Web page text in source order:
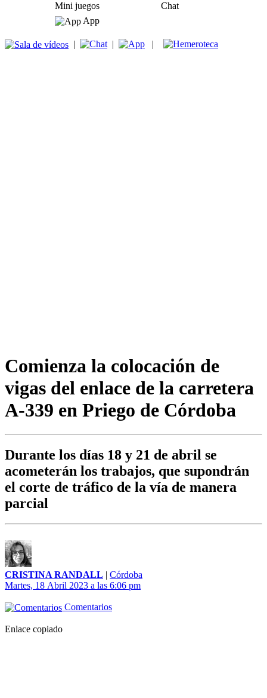
Mini juegos
Chat
App
| | |
Comienza la colocación de
vigas del enlace de la carretera
A-339 en Priego de Córdoba
Durante los días 18 y 21 de abril se
acometerán los trabajos, que supondrán
el corte de tráfico de la vía de manera
parcial
CRISTINA RANDALL | Córdoba
Martes, 18 Abril 2023 a las 6:06 pm
Comentarios
Enlace copiado